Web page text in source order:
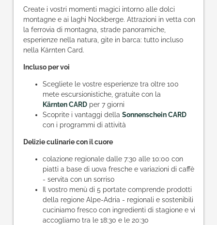
Create i vostri momenti magici intorno alle dolci
montagne e ai laghi Nockberge. Attrazioni in vetta con
la ferrovia di montagna, strade panoramiche,
esperienze nella natura, gite in barca: tutto incluso
nella Kärnten Card.
Incluso per voi
Scegliete le vostre esperienze tra oltre 100
mete escursionistiche, gratuite con la
KärntenCARD per 7 giorni
Scoprite i vantaggi della Sonnenschein CARD
con i programmi di attività
Delizie culinarie con il cuore
colazione regionale dalle 7:30 alle 10:00 con
piatti a base di uova fresche e variazioni di caffè
- servita con un sorriso
Il vostro menù di 5 portate comprende prodotti
della regione Alpe-Adria - regionali e sostenibili
cuciniamo fresco con ingredienti di stagione e vi
accogliamo tra le 18:30 e le 20:30